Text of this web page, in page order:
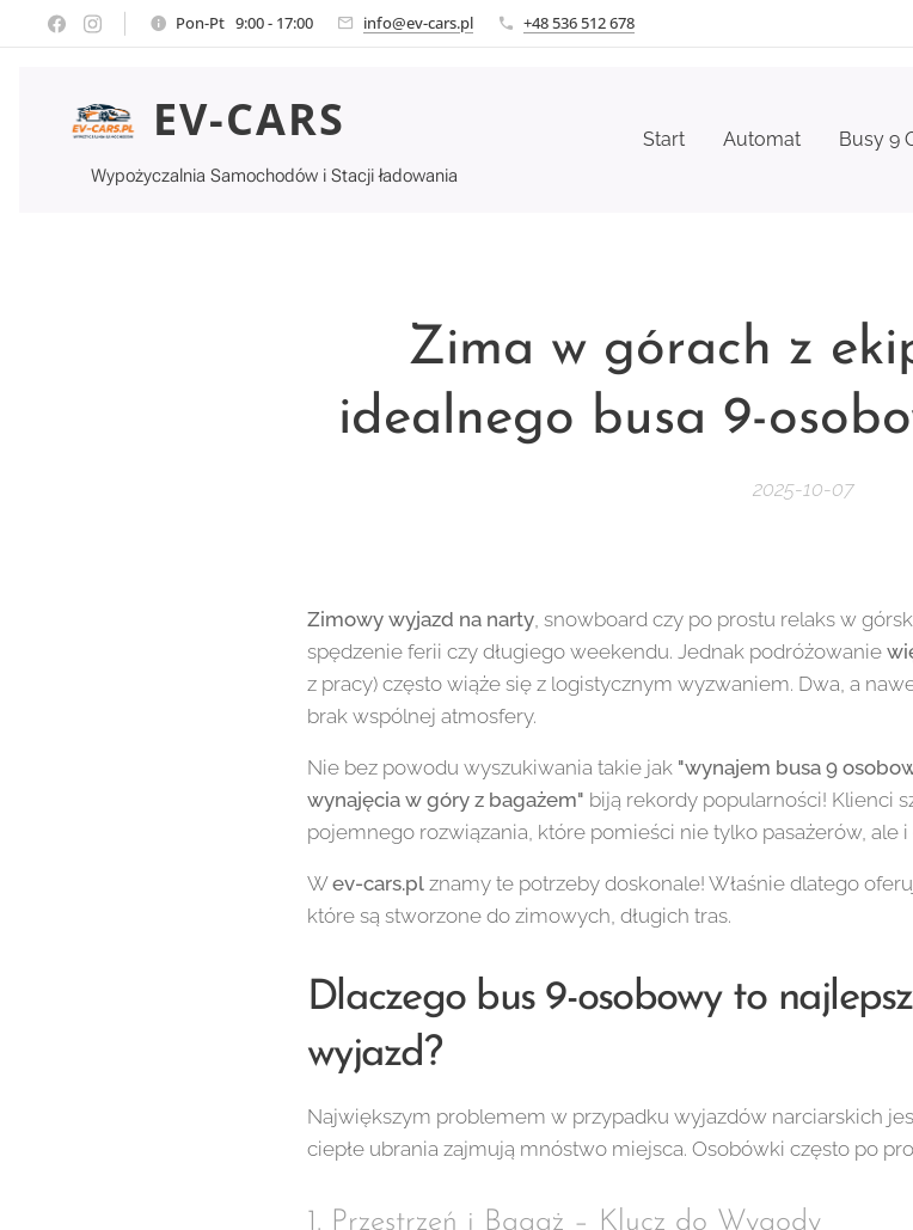
Pon-Pt 9:00 - 17:00 info@ev-cars.pl +48 536 512 678
EV-CARS
Wypożyczalnia Samochodów i Stacji ładowania
Start Automat Busy 9
Zima w górach z
idealnego busa 9-
2025-10-07
Zimowy wyjazd na narty, snowboard czy po prostu relaks w
spędzenie ferii czy długiego weekendu. Jednak podróżowanie
z pracy) często wiąże się z logistycznym wyzwaniem. Dwa, a
brak wspólnej atmosfery.
Nie bez powodu wyszukiwania takie jak "wynajem busa 9
wynajęcia w góry z bagażem" biją rekordy popularności! Klienci
pojemnego rozwiązania, które pomieści nie tylko pasażerów, ale
Wev-cars.pl znamy te potrzeby doskonale! Właśnie dlatego
które są stworzone do zimowych, długich tras.
Dlaczego bus 9-osobowy to
wyjazd?
Największym problemem w przypadku wyjazdów narciarskich
ciepłe ubrania zajmują mnóstwo miejsca. Osobówki często po
1. Przestrzeń i Bagaż – Klucz do Wygody